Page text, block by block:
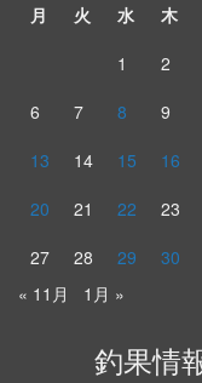
月
火 水 木
1
2
6
7 8 9
13
14 15 16
20
21 22 23
27
28 29 30
« 11月
1月 »
釣果情